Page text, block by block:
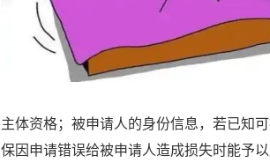
主体资格；被申请人的身份信息，若已知
保因申请错误给被申请人造成损失时能予